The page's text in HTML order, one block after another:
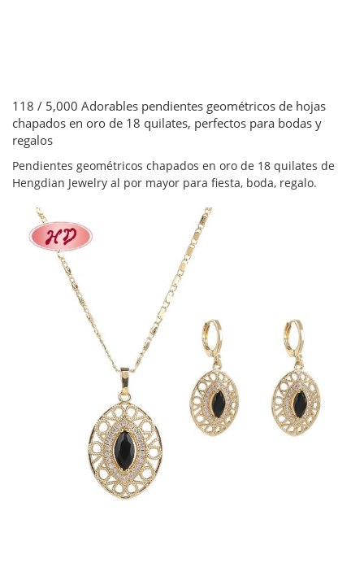
118 / 5,000 Adorables pendientes geométricos de hojas
chapados en oro de 18 quilates, perfectos para bodas y
regalos
Pendientes geométricos chapados en oro de 18 quilates de
Hengdian Jewelry al por mayor para fiesta, boda, regalo.